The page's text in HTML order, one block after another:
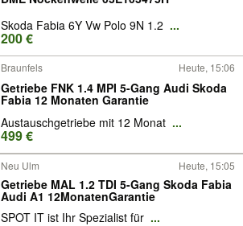
Skoda Fabia 6Y Vw Polo 9N 1.2 ...
200 €
Braunfels Heute, 15:06
Getriebe FNK 1.4 MPI 5-Gang Audi Skoda
Fabia 12 Monaten Garantie
Austauschgetriebe mit 12 Monat ...
499 €
Neu Ulm Heute, 15:05
Getriebe MAL 1.2 TDI 5-Gang Skoda Fabia
Audi A1 12MonatenGarantie
SPOT IT ist Ihr Spezialist für ...